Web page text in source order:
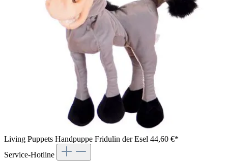
Living Puppets Handpuppe Fridulin der Esel 44,60 €*
Service-Hotline